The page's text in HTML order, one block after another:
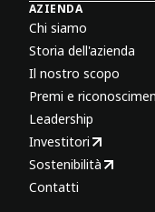
AZIENDA
Chi siamo
Storia dell'azienda
Il nostro scopo
Premi e
Leadership
Investitori
Sostenibilità
Contatti